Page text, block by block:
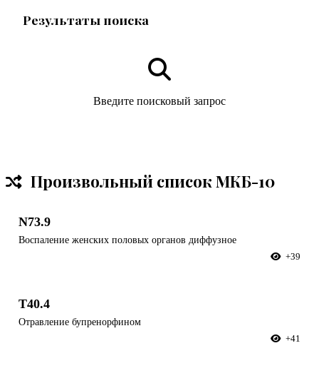
Результаты поиска
Введите поисковый запрос
Произвольный список МКБ-10
N73.9
Воспаление женских половых органов диффузное
+39
T40.4
Отравление бупренорфином
+41